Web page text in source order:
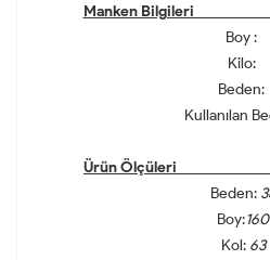
Manken
Boy :
Kilo:
Beden:
Kullanılan
Ürün
Beden:
Boy:160
Kol:63